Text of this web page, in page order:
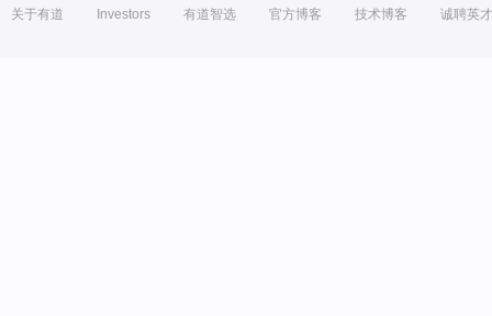
关于有道 Investors 有道智选 官方博客 技术博客 诚聘英才